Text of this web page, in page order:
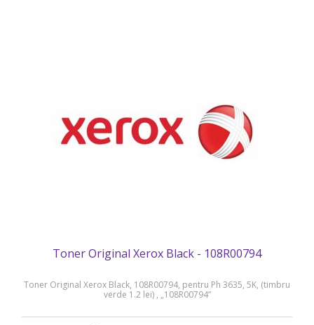
Toner Original Xerox Black - 108R00794
Toner Original Xerox Black, 108R00794, pentru Ph 3635, 5K, (timbru
verde 1.2 lei) , „108R00794”